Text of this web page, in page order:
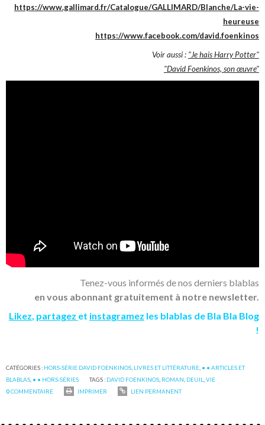
https://www.gallimard.fr/Catalogue/GALLIMARD/Blanche/La-vie-
heureuse
https://www.facebook.com/david.foenkinos
Voir aussi : "Je hais Harry Potter"
"David Foenkinos, son œuvre"
Tenez-vous informés de nos derniers blablas
en vous abonnant gratuitement à notre newsletter.
Likez, partagez et instagramez les blablas de Bla Bla Blog
!
CATÉGORIES : HORS-SÉRIE DAVID FOENKINOS LIVRES ET LITTÉRATURE • • ARTICLES ET
BLABLAS • • HORS-SÉRIES TAGS : DAVID FOENKINOS ROMAN DEUIL ,VIE
0COMMENTAIRE IMPRIMER LIEN PERMANENT